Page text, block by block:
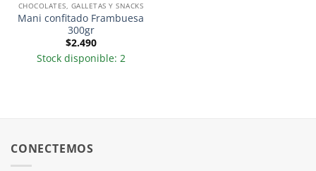
CHOCOLATES, GALLETAS Y SNACKS
Mani confitado Frambuesa
300gr
$2.490
Stock disponible: 2
CONECTEMOS